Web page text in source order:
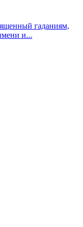
гаданиям,
и...